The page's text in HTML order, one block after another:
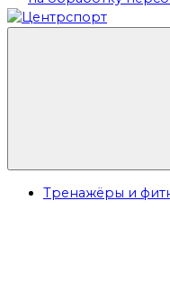
Тренажёры и